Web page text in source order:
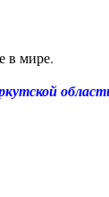
в мире.